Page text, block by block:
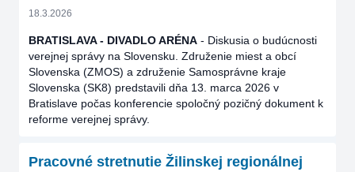
18.3.2026
BRATISLAVA - DIVADLO ARÉNA - Diskusia o budúcnosti
verejnej správy na Slovensku. Združenie miest a obcí
Slovenska (ZMOS) a združenie Samosprávne kraje
Slovenska (SK8) predstavili dňa 13. marca 2026 v
Bratislave počas konferencie spoločný pozičný dokument k
reforme verejnej správy.
Pracovné stretnutie Žilinskej regionálnej